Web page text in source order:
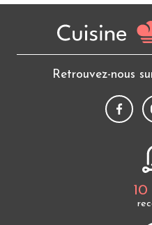
Retrouvez-nous